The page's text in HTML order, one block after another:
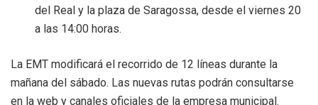
del Real y la plaza de Saragossa, desde el viernes 20
a las 14:00 horas.
La EMT modificará el recorrido de 12 líneas durante la
mañana del sábado. Las nuevas rutas podrán consultarse
en la web y canales oficiales de la empresa municipal.